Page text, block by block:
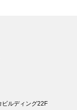
ルディング22F